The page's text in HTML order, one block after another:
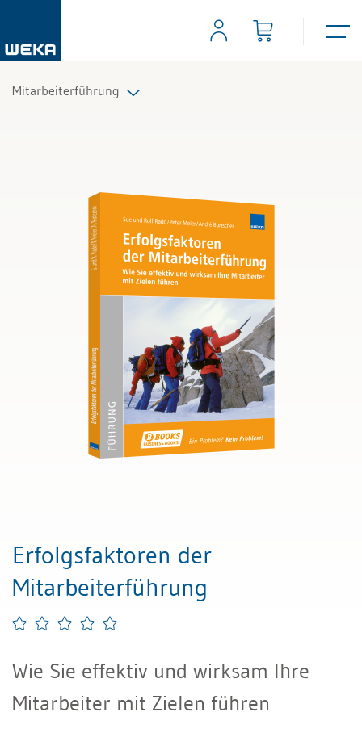
Mitarbeiterführung
Mitarbeitergespräche
Erfolgsfaktoren der
Mitarbeiterführung
Wie Sie effektiv und wirksam Ihre
Mitarbeiter mit Zielen führen